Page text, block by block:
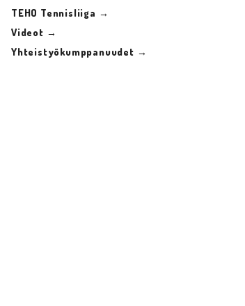
TEHO Tennisliiga →
Videot →
Yhteistyökumppanuudet →